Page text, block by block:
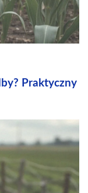
Praktyczny